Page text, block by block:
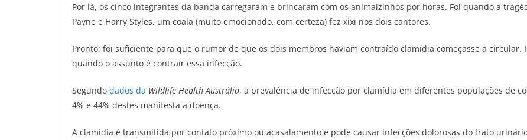
Por lá, os cinco integrantes da banda carregaram e brincaram com os animaizinhos por horas. Foi quando a
Payne e Harry Styles, um coala (muito emocionado, com certeza) fez xixi nos dois cantores.
Pronto: foi suficiente para que o rumor de que os dois membros haviam contraído clamídia começasse a circular.
quando o assunto é contrair essa infecção.
Segundo dados da Wildlife Health Austrália, a prevalência de infecção por clamídia em diferentes populações de
4% e 44% destes manifesta a doença.
A clamídia é transmitida por contato próximo ou acasalamento e pode causar infecções dolorosas do trato